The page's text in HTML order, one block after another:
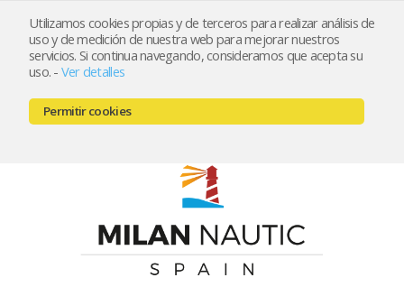
Utilizamos cookies propias y de terceros para realizar análisis de
uso y de medición de nuestra web para mejorar nuestros
servicios. Si continua navegando, consideramos que acepta su
uso. - Ver detalles
Permitir cookies
Registrarse Mi cuenta
666521122 // 654999333